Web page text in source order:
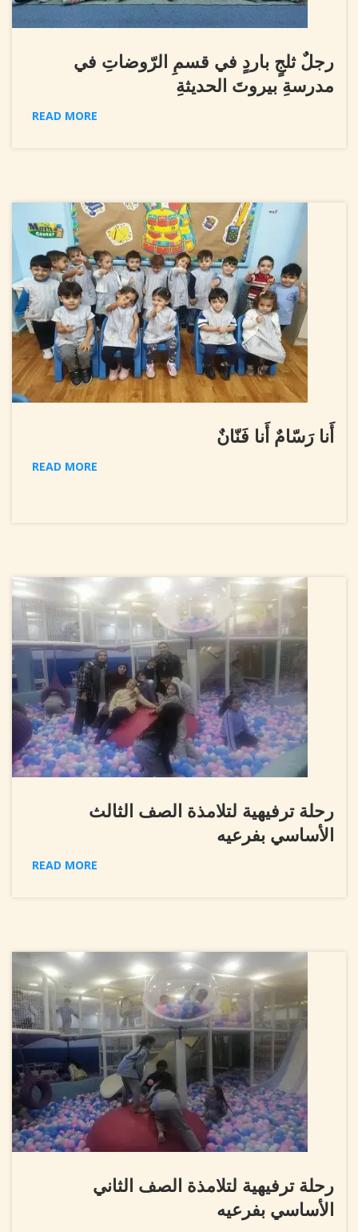
رجلٌ ثلجٍ باردٍ في قسمِ الرّوضاتِ في
مدرسةِ بيروتَ الحديثةِ
READ MORE
أَنا رَسّامٌ أَنا فَنّانٌ
READ MORE
رحلة ترفيهية لتلامذة الصف الثالث
الأساسي بفرعيه
READ MORE
رحلة ترفيهية لتلامذة الصف الثاني
الأساسي بفرعيه